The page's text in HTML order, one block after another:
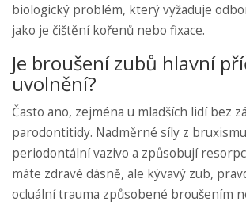
biologický problém, který vyžaduje
jako je čištění kořenů nebo fixace.
Je broušení zubů hlavní
uvolnění?
Často ano, zejména u mladších lidí bez
parodontitidy. Nadměrné síly z
periodontální vazivo a způsobují
máte zdravé dásně, ale kývavý zub,
ocluální trauma způsobené broušením